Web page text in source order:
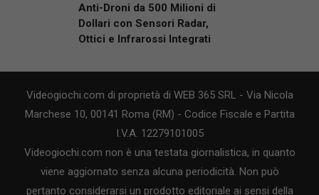
Anti-Droni da 500 Milioni di
Dollari con Sensori Radar,
Ottici e Infrarossi Integrati
Videogiochi.com di proprietà di WEB 365 SRL - Via Nicola
Marchese 10, 00141 Roma (RM) - Codice Fiscale e Partita
I.V.A. 12279101005
Videogiochi.com non è una testata giornalistica, in quanto
viene aggiornato senza alcuna periodicità. Non può
pertanto considerarsi un prodotto editoriale ai sensi della